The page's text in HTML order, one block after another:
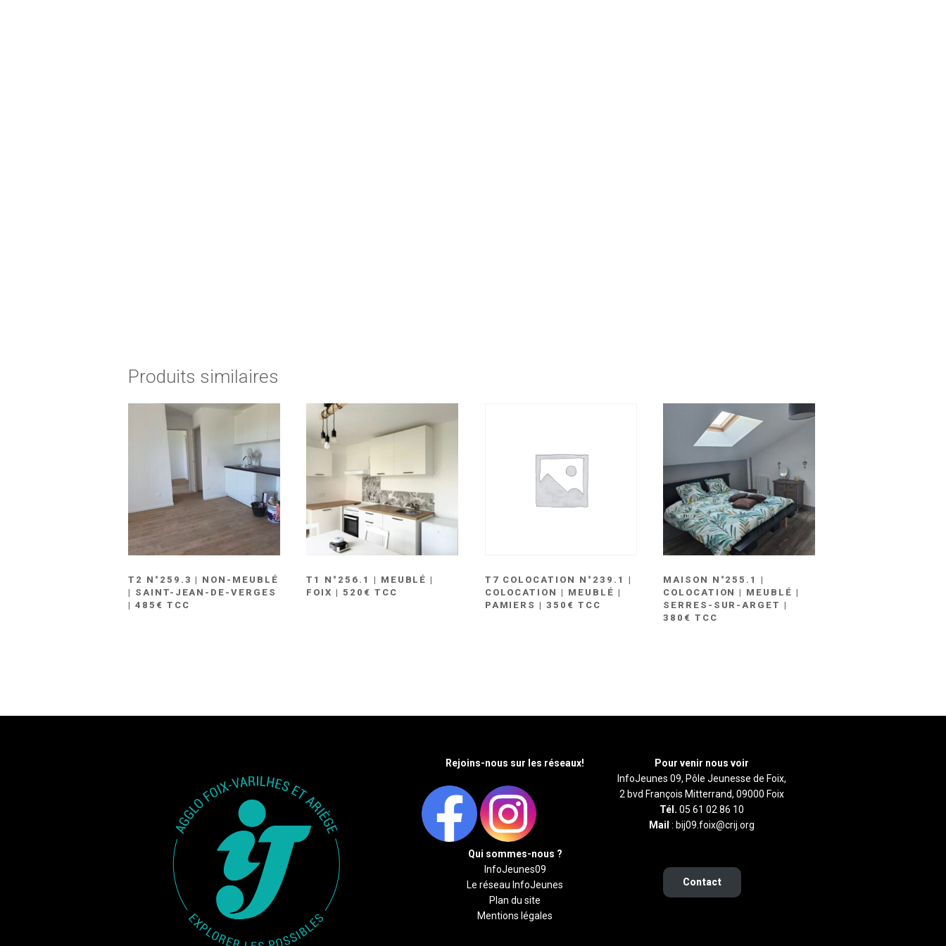
Produits similaires
T2 N°259.3 | NON-MEUBLÉ
| SAINT-JEAN-DE-VERGES
| 485€ TCC
T1 N°256.1 | MEUBLÉ |
FOIX | 520€ TCC
T7 COLOCATION N°239.1 |
COLOCATION | MEUBLÉ |
PAMIERS | 350€ TCC
MAISON N°255.1 |
COLOCATION | MEUBLÉ |
SERRES-SUR-ARGET |
380€ TCC
Rejoins-nous sur les réseaux!
Qui sommes-nous ?
InfoJeunes09
Le réseau InfoJeunes
Plan du site
Mentions légales
Pour venir nous voir
InfoJeunes 09, Pôle Jeunesse de Foix,
2 bvd François Mitterrand, 09000 Foix
Tél. 05 61 02 86 10
Mail: bij09.foix@crij.org
Contact